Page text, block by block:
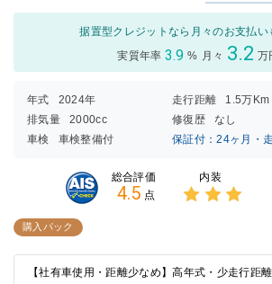
据置型クレジットなら月々のお支払い
実質年率 3.9 % 月々 3.2 万
年式 2024年 走行距離
1.5万Km
排気量
2000cc 修復歴
なし
車検
車検整備付 保証付：24ヶ月・
総合評価
4.5 点
内装
購入パック
【社有車使用・距離少なめ】高年式・少走行距